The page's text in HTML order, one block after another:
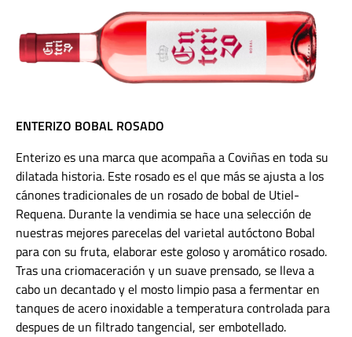
ENTERIZO BOBAL ROSADO
Enterizo es una marca que acompaña a Coviñas en toda su
dilatada historia. Este rosado es el que más se ajusta a los
cánones tradicionales de un rosado de bobal de Utiel-
Requena. Durante la vendimia se hace una selección de
nuestras mejores parecelas del varietal autóctono Bobal
para con su fruta, elaborar este goloso y aromático rosado.
Tras una criomaceración y un suave prensado, se lleva a
cabo un decantado y el mosto limpio pasa a fermentar en
tanques de acero inoxidable a temperatura controlada para
despues de un filtrado tangencial, ser embotellado.